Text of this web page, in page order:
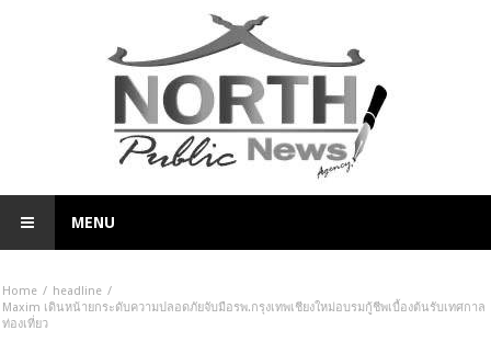
MENU
Home
headline
Maxim เดินหน้ายกระดับความปลอดภัยจับมือรพ.กรุงเทพเชียงใหม่อบรมกู้ชีพเบื้องต้นรับเทศกาล
ท่องเที่ยว